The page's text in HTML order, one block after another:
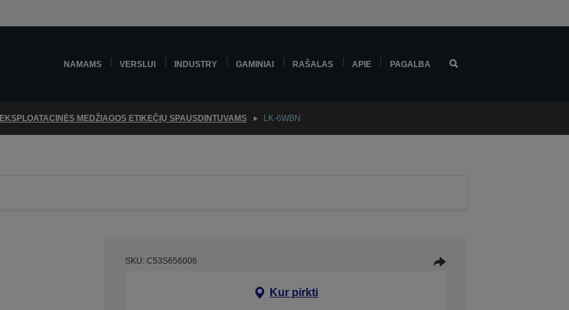
NAMAMS VERSLUI INDUSTRY GAMINIAI RAŠALAS APIE PAGALBA
EKSPLOATACINĖS MEDŽIAGOS ETIKEČIŲ SPAUSDINTUVAMS LK-6WBN
SKU: C53S656006
Kur pirkti